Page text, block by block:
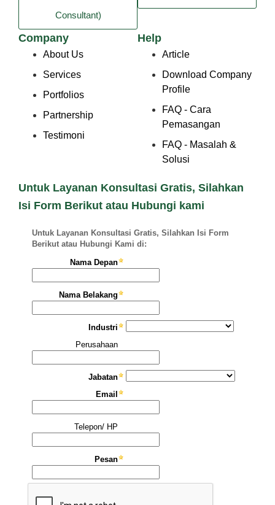
Consultant)
Company
About Us
Services
Portfolios
Partnership
Testimoni
Help
Article
Download Company
Profile
FAQ - Cara
Pemasangan
FAQ - Masalah &
Solusi
Untuk Layanan Konsultasi Gratis, Silahkan
Isi Form Berikut atau Hubungi kami